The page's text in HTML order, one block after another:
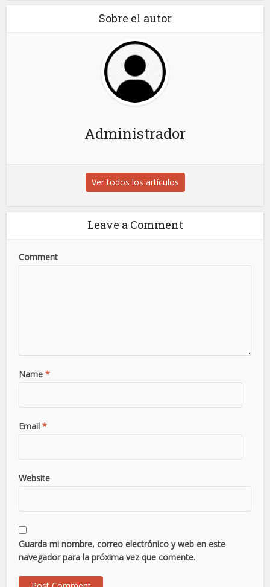
Sobre el autor
Administrador
Ver todos los artículos
Leave a Comment
Comment
Name *
Email *
Website
Guarda mi nombre, correo electrónico y web en este
navegador para la próxima vez que comente.